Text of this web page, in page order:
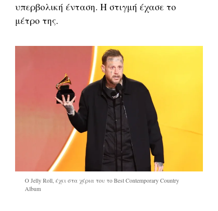
υπερβολική ένταση. Η στιγμή έχασε το
μέτρο της.
Ο Jelly Roll, έχει στα χέρια του το Best Contemporary Country
Album